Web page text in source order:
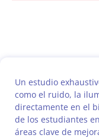
Un estudio
como el ruido, la
directamente en el
de los estudiantes
áreas clave de